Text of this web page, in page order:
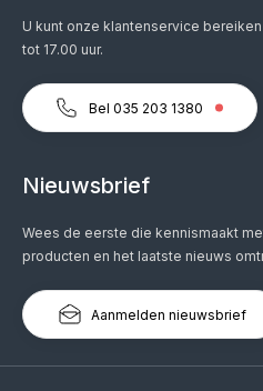
U kunt onze klantenservice
tot 17.00 uur.
Bel 035 203 1380
Nieuwsbrief
Wees de eerste die kennismaakt
producten en het laatste nieuws
Aanmelden nieuwsbrief